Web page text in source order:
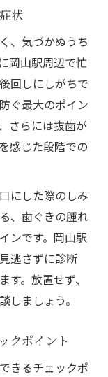
状
、気づかぬうち
岡山駅周辺で忙
回しにしがちで
ぐ最大のポイン
さらには抜歯が
感じた段階での
にした際のしみ
、歯ぐきの腫れ
ンです。岡山駅
逃さずに診断
。放置せず、
しましょう。
クポイント
きるチェックポ